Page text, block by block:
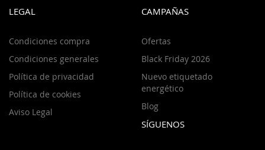
LEGAL
Condiciones compra
Condiciones generales
Política de privacidad
Política de cookies
Aviso Legal
CAMPAÑAS
Ofertas
Black Friday 2026
Nuevo etiquetado
energético
Blog
SÍGUENOS